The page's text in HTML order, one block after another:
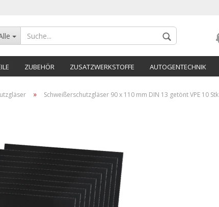
ZUBEHÖR ZUSATZWERKSTOFFE AUTOGENTECHNIK
» Schweißerschutzgläser 90 x 110 mm DIN 13 getönt VPE 10 Stk